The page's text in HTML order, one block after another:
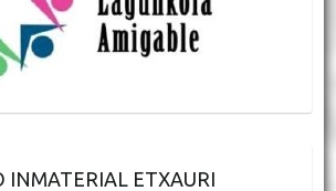
INMATERIAL ETXAURI